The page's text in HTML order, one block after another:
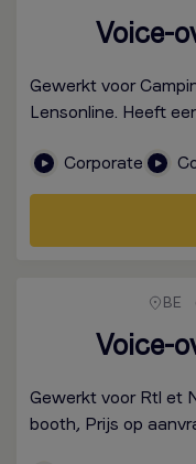
Voice-
Gewerkt voor
Lensonline. Heeft
Corporate
BE
Voice-
Gewerkt voor Rtl et
booth, Prijs op